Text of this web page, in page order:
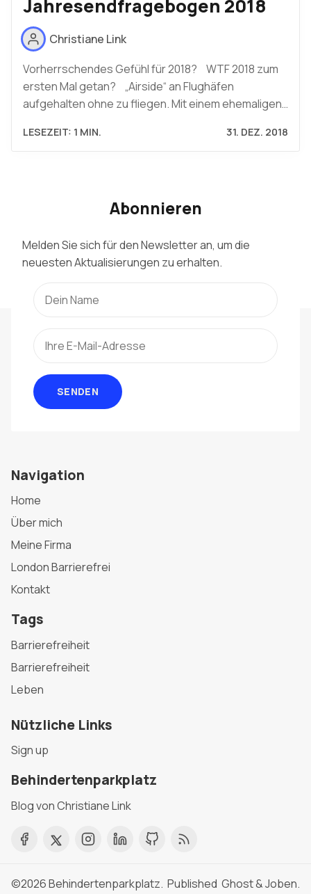
Jahresendfragebogen 2018
Christiane Link
Vorherrschendes Gefühl für 2018? WTF 2018 zum
ersten Mal getan? „Airside“ an Flughäfen
aufgehalten ohne zu fliegen. Mit einem ehemaligen…
LESEZEIT: 1 MIN. 31. DEZ. 2018
Abonnieren
Melden Sie sich für den Newsletter an, um die
neuesten Aktualisierungen zu erhalten.
SENDEN
Navigation
Home
Über mich
Meine Firma
London Barrierefrei
Kontakt
Tags
Barrierefreiheit
Barrierefreiheit
Leben
Nützliche Links
Sign up
Behindertenparkplatz
Blog von Christiane Link
©2026Behindertenparkplatz. Published Ghost&Joben.